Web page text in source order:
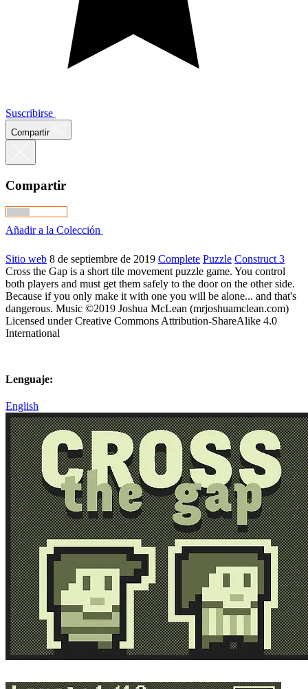
Suscribirse
Compartir
Compartir
Añadir a la Colección
Sitio web 8 de septiembre de 2019 Complete Puzzle Construct 3
Cross the Gap is a short tile movement puzzle game. You control
both players and must get them safely to the door on the other side.
Because if you only make it with one you will be alone... and that's
dangerous. Music ©2019 Joshua McLean (mrjoshuamclean.com)
Licensed under Creative Commons Attribution-ShareAlike 4.0
International
Lenguaje:
English